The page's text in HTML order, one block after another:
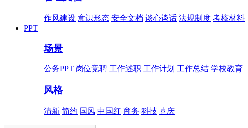
作风建设 意识形态 安全文档 谈心谈话 法规制度 考核材料
PPT
场景
公务PPT 岗位竞聘 工作述职 工作计划 工作总结 学校教育
风格
清新 简约 国风 中国红 商务 科技 喜庆